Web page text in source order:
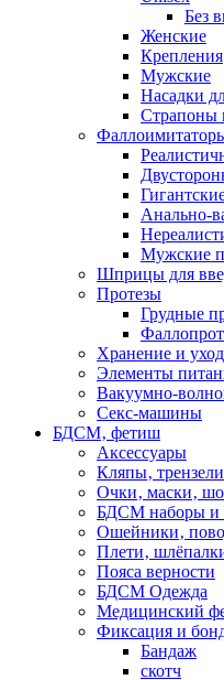
Без
Женские
Крепления
Мужские
Насадки
Страпоны
Анально-
Мужские
Шприцы для
Протезы
Грудные
Хранение и
Элементы
Вакуумно-
Секс-машины
БДСМ‚ фетиш
Аксессуары
Кляпы‚
Очки‚ маски‚
БДСМ наборы и
Ошейники‚
Плети‚
Пояса верности
БДСМ Одежда
Медицинский
Фиксация и
Бандаж
скотч